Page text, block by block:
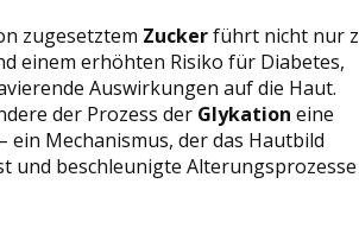
zugesetztem Zuckerführt nicht nur
einem erhöhten Risiko für Diabetes,
Auswirkungen auf die Haut.
der Prozess der Glykation eine
ein Mechanismus, der das Hautbild
und beschleunigte Alterungsprozesse